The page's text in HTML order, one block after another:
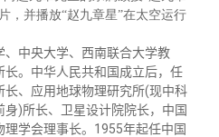
校友会
华》
台
务
，并播放“赵九章星”在太空运行
、中央大学、西南联合大学教
。中华人民共和国成立后，任
长、应用地球物理研究所(现中科
身)所长、卫星设计院院长，中国
学会理事长。 1955年起任中国